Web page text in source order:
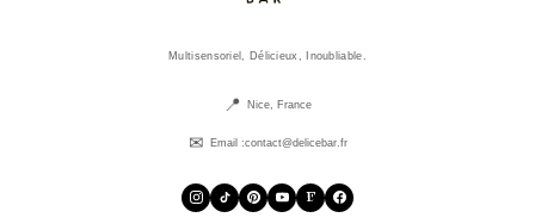
Multisensoriel, Délicieux, Inoubliable.
Nice, France
Email :contact@delicebar.fr